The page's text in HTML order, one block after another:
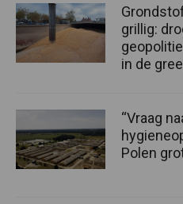
grillig:
in de
“Vraag
Polen